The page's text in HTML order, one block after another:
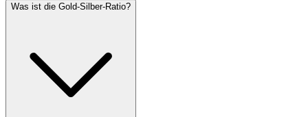
Was ist die Gold-Silber-Ratio?